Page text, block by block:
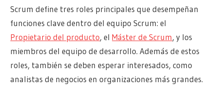
Scrum define tres roles principales que desempeñan
funciones clave dentro del equipo Scrum: el
Propietario del producto, elMáster de Scrum, y los
miembros del equipo de desarrollo. Además de estos
roles, también se deben esperar interesados, como
analistas de negocios en organizaciones más grandes.